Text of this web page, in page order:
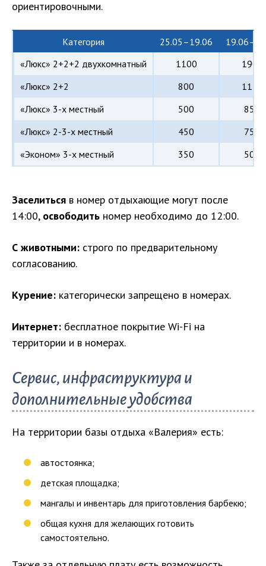
ориентировочными.
Категория 25.05–19.06
«Люкс» 2+2+2 двухкомнатный
1100
1900
«Люкс» 2+2
800
1150
«Люкс» 3-х местный
500
850
«Люкс» 2-3-х местный
450
750
«Эконом» 3-х местный
350 500
Заселиться в номер отдыхающие могут после
14:00, освободить номер необходимо до 12:00.
С животными: строго по предварительному
согласованию.
Курение: категорически запрещено в номерах.
Интернет: бесплатное покрытие Wi-Fi на
территории и в номерах.
Сервис, инфраструктура и
дополнительные удобства
На территории базы отдыха «Валерия» есть:
автостоянка;
детская площадка;
мангалы и инвентарь для приготовления барбекю;
общая кухня для желающих готовить
самостоятельно.